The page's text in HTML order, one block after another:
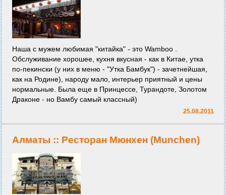
Наша с мужем любимая "китайка" - это Wamboo .
Обслуживание хорошее, кухня вкусная - как в Китае, утка
по-пекински (у них в меню - "Утка Бамбук") - зачетнейшая,
как на Родине), народу мало, интерьер приятный и цены
нормальные. Была еще в Принцессе, Турандоте, Золотом
Драконе - но Вамбу самый классный)
25.08.2011
Алматы :: Ресторан Мюнхен (Munchen)